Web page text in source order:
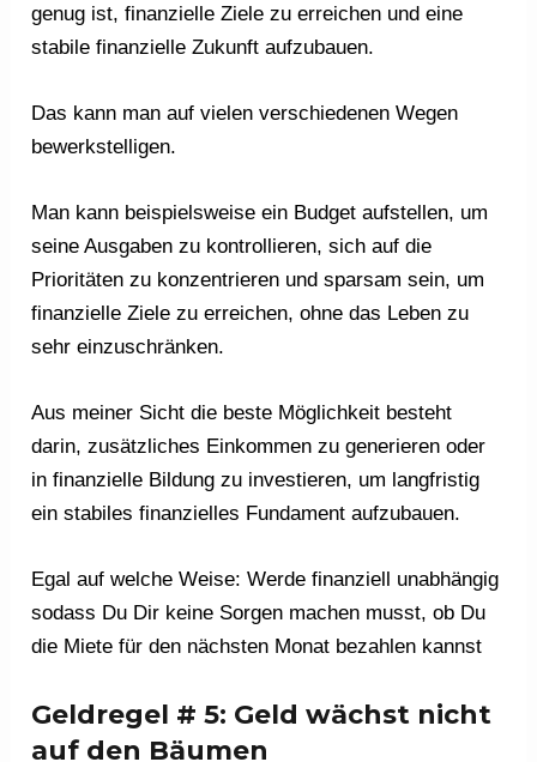
genug ist, finanzielle Ziele zu erreichen und eine
stabile finanzielle Zukunft aufzubauen.
Das kann man auf vielen verschiedenen Wegen
bewerkstelligen.
Man kann beispielsweise ein Budget aufstellen, um
seine Ausgaben zu kontrollieren, sich auf die
Prioritäten zu konzentrieren und sparsam sein, um
finanzielle Ziele zu erreichen, ohne das Leben zu
sehr einzuschränken.
Aus meiner Sicht die beste Möglichkeit besteht
darin, zusätzliches Einkommen zu generieren oder
in finanzielle Bildung zu investieren, um langfristig
ein stabiles finanzielles Fundament aufzubauen.
Egal auf welche Weise: Werde finanziell unabhängig
sodass Du Dir keine Sorgen machen musst, ob Du
die Miete für den nächsten Monat bezahlen kannst
Geldregel # 5: Geld wächst nicht
auf den Bäumen